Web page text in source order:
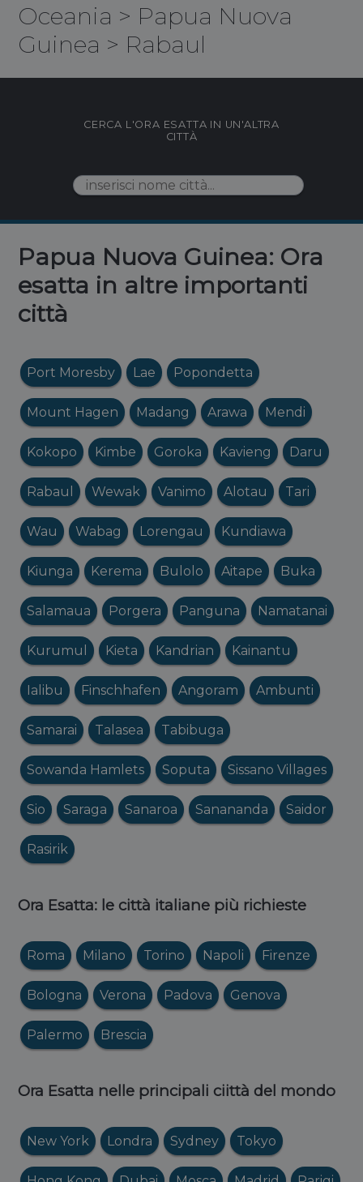
Oceania > Papua Nuova
Guinea > Rabaul
CERCA L'ORA ESATTA IN UN'ALTRA
CITTÀ
Papua Nuova Guinea: Ora
esatta in altre importanti
città
Port Moresby Lae Popondetta
Mount Hagen Madang Arawa Mendi
Kokopo Kimbe Goroka Kavieng Daru
Rabaul Wewak Vanimo Alotau Tari
Wau Wabag Lorengau Kundiawa
Kiunga Kerema Bulolo Aitape Buka
Salamaua Porgera Panguna Namatanai
Kurumul Kieta Kandrian Kainantu
Ialibu Finschhafen Angoram Ambunti
Samarai Talasea Tabibuga
Sowanda Hamlets Soputa Sissano Villages
Sio Saraga Sanaroa Sanananda Saidor
Rasirik
Ora Esatta: le città italiane più richieste
Roma Milano Torino Napoli Firenze
Bologna Verona Padova Genova
Palermo Brescia
Ora Esatta nelle principali ciittà del mondo
New York Londra Sydney Tokyo